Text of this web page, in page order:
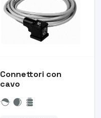
Connettori con
cavo